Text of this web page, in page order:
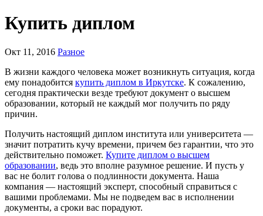
Купить диплом
Окт 11, 2016 Разное
В жизни каждого человека может возникнуть ситуация, когда
ему понадобится купить диплом в Иркутске. К сожалению,
сегодня практически везде требуют документ о высшем
образовании, который не каждый мог получить по ряду
причин.
Получить настоящий диплом института или университета —
значит потратить кучу времени, причем без гарантии, что это
действительно поможет. Купите диплом о высшем
образовании, ведь это вполне разумное решение. И пусть у
вас не болит голова о подлинности документа. Наша
компания — настоящий эксперт, способный справиться с
вашими проблемами. Мы не подведем вас в исполнении
документы, а сроки вас порадуют.